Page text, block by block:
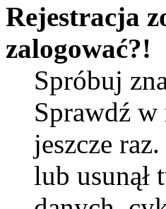
Rejestracja
zalogować?!
Spróbuj
Sprawdź
jeszcze
lub